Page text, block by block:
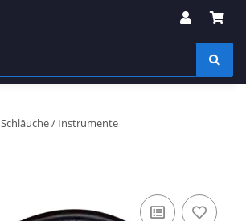
Schläuche / Instrumente